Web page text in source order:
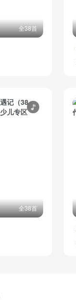
全38首
全38首